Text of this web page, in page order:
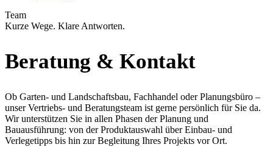
Team
Kurze Wege. Klare Antworten.
Beratung & Kontakt
Ob Garten- und Landschaftsbau, Fachhandel oder Planungsbüro –
unser Vertriebs- und Beratungsteam ist gerne persönlich für Sie da.
Wir unterstützen Sie in allen Phasen der Planung und
Bauausführung: von der Produktauswahl über Einbau- und
Verlegetipps bis hin zur Begleitung Ihres Projekts vor Ort.